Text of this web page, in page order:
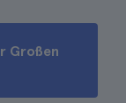
Großen